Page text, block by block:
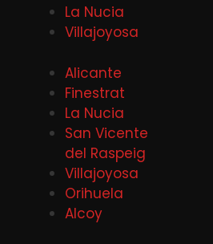
La Nucia
Villajoyosa
Alicante
Finestrat
La Nucia
San Vicente
del Raspeig
Villajoyosa
Orihuela
Alcoy